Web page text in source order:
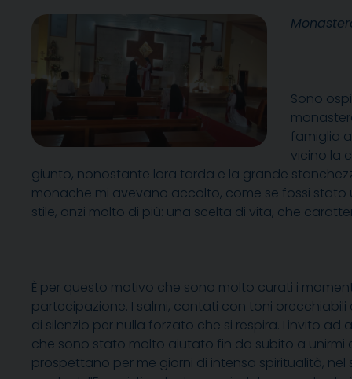
Sono
famiglia
vicino la
giunto, nonostante lora tarda e la grande
monache mi avevano accolto, come se fossi
stile, anzi molto di più: una scelta di vita, che
È per questo motivo che sono molto curati i
partecipazione. I salmi, cantati con toni
di silenzio per nulla forzato che si respira. Linvito
che sono stato molto aiutato fin da subito a
prospettano per me giorni di intensa spiritualità,